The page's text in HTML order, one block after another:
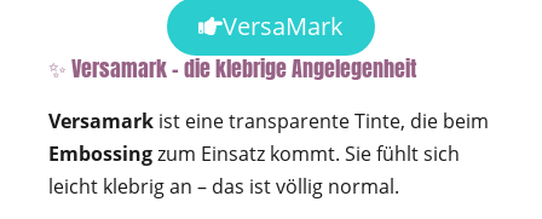
VersaMark
✨ Versamark – die klebrige Angelegenheit
Versamark ist eine transparente Tinte, die beim
Embossingzum Einsatz kommt. Sie fühlt sich
leicht klebrig an – das ist völlig normal.